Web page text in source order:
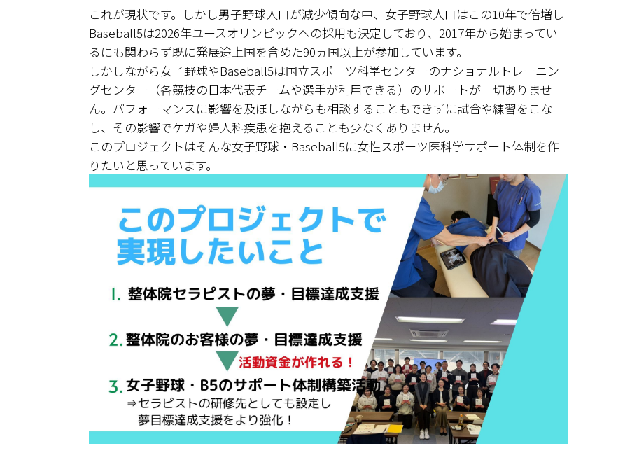
これが現状です。しかし男子野球人口が減少傾向な中、 女子野球人口はこの10年で倍増 し
Baseball5は2026年ユースオリンピックへの採用も決定 しており、2017年から始まってい
るにも関わらず既に発展途上国を含めた90ヵ国以上が参加しています。
しかしながら女子野球やBaseball5は国立スポーツ科学センターのナショナルトレーニン
グセンター（各競技の日本代表チームや選手が利用できる）のサポートが一切ありませ
ん。パフォーマンスに影響を及ぼしながらも相談することもできずに試合や練習をこな
し、その影響でケガや婦人科疾患を抱えることも少なくありません。
このプロジェクトはそんな女子野球・Baseball5に女性スポーツ医科学サポート体制を作
りたいと思っています。